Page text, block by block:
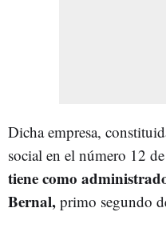
Dicha empresa,
social en el número 12
tiene como
Bernal, primo segundo